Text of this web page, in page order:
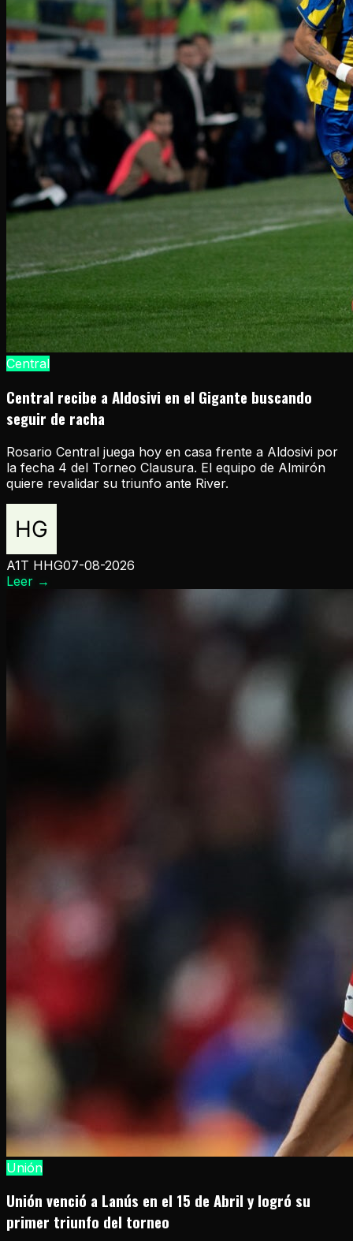
Central
Central recibe a Aldosivi en el Gigante buscando
seguir de racha
Rosario Central juega hoy en casa frente a Aldosivi por
la fecha 4 del Torneo Clausura. El equipo de Almirón
quiere revalidar su triunfo ante River.
A1T HHG07-08-2026
Leer →
Unión
Unión venció a Lanús en el 15 de Abril y logró su
primer triunfo del torneo